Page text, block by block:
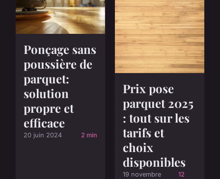
Ponçage sans
poussière de
parquet:
solution
propre et
efficace
20 juin 2024 2 min
Prix pose
parquet 2025
: tout sur les
tarifs et
choix
disponibles
19 novembre
12